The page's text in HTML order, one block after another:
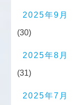
2025年9月
(30)
2025年8月
(31)
2025年7月